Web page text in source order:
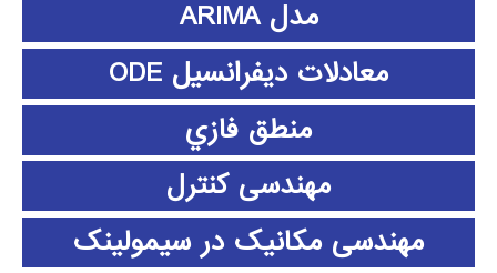
مدل ARIMA
معادلات دیفرانسیل ODE
منطق فازي
مهندسی کنترل
مهندسی مکانیک در سیمولینک